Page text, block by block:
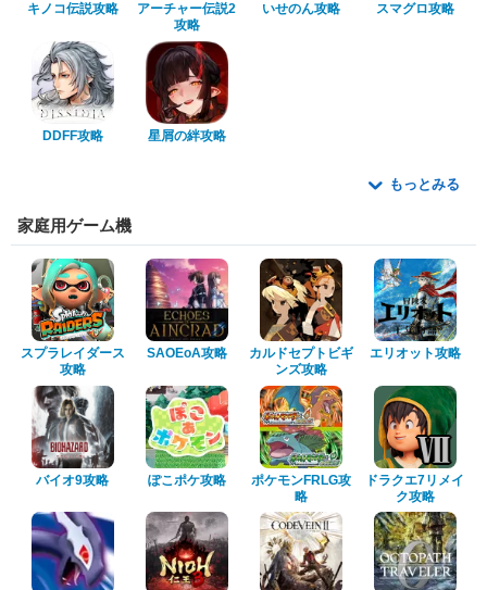
キノコ伝説攻略
アーチャー伝説2
攻略
いせのん攻略 スマグロ攻略
DDFF攻略 星屑の絆攻略
もっとみる
家庭用ゲーム機
スプラレイダース
攻略
SAOEoA攻略
カルドセプトビギ
ンズ攻略
エリオット攻略
バイオ9攻略 ぽこポケ攻略
ポケモンFRLG攻
略
ドラクエ7リメイ
ク攻略